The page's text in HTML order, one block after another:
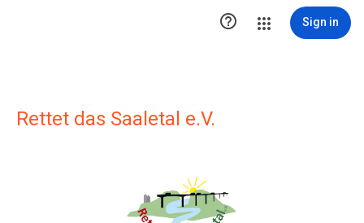
 Sign in
Rettet das Saaletal e.V.